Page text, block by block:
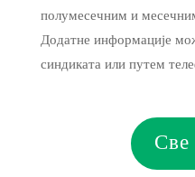
полумесечним и
Додатне информације
синдиката или путем
Све